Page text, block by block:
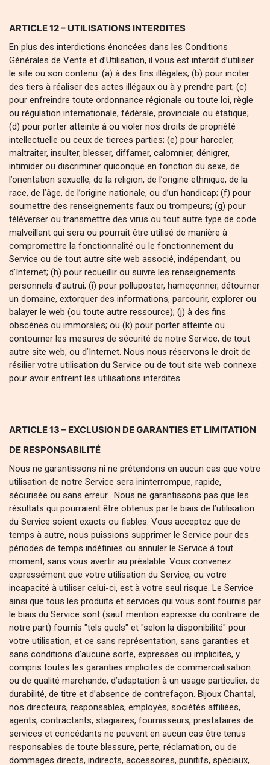
ARTICLE 12 – UTILISATIONS INTERDITES
En plus des interdictions énoncées dans les Conditions
Générales de Vente et d’Utilisation, il vous est interdit d’utiliser
le site ou son contenu: (a) à des fins illégales; (b) pour inciter
des tiers à réaliser des actes illégaux ou à y prendre part; (c)
pour enfreindre toute ordonnance régionale ou toute loi, règle
ou régulation internationale, fédérale, provinciale ou étatique;
(d) pour porter atteinte à ou violer nos droits de propriété
intellectuelle ou ceux de tierces parties; (e) pour harceler,
maltraiter, insulter, blesser, diffamer, calomnier, dénigrer,
intimider ou discriminer quiconque en fonction du sexe, de
l’orientation sexuelle, de la religion, de l’origine ethnique, de la
race, de l’âge, de l’origine nationale, ou d’un handicap; (f) pour
soumettre des renseignements faux ou trompeurs; (g) pour
téléverser ou transmettre des virus ou tout autre type de code
malveillant qui sera ou pourrait être utilisé de manière à
compromettre la fonctionnalité ou le fonctionnement du
Service ou de tout autre site web associé, indépendant, ou
d’Internet; (h) pour recueillir ou suivre les renseignements
personnels d’autrui; (i) pour polluposter, hameçonner, détourner
un domaine, extorquer des informations, parcourir, explorer ou
balayer le web (ou toute autre ressource); (j) à des fins
obscènes ou immorales; ou (k) pour porter atteinte ou
contourner les mesures de sécurité de notre Service, de tout
autre site web, ou d’Internet. Nous nous réservons le droit de
résilier votre utilisation du Service ou de tout site web connexe
pour avoir enfreint les utilisations interdites.
ARTICLE 13 – EXCLUSION DE GARANTIES ET LIMITATION
DE RESPONSABILITÉ
Nous ne garantissons ni ne prétendons en aucun cas que votre
utilisation de notre Service sera ininterrompue, rapide,
sécurisée ou sans erreur. Nous ne garantissons pas que les
résultats qui pourraient être obtenus par le biais de l’utilisation
du Service soient exacts ou fiables. Vous acceptez que de
temps à autre, nous puissions supprimer le Service pour des
périodes de temps indéfinies ou annuler le Service à tout
moment, sans vous avertir au préalable. Vous convenez
expressément que votre utilisation du Service, ou votre
incapacité à utiliser celui-ci, est à votre seul risque. Le Service
ainsi que tous les produits et services qui vous sont fournis par
le biais du Service sont (sauf mention expresse du contraire de
notre part) fournis "tels quels" et "selon la disponibilité" pour
votre utilisation, et ce sans représentation, sans garanties et
sans conditions d'aucune sorte, expresses ou implicites, y
compris toutes les garanties implicites de commercialisation
ou de qualité marchande, d’adaptation à un usage particulier, de
durabilité, de titre et d’absence de contrefaçon. Bijoux Chantal,
nos directeurs, responsables, employés, sociétés affiliées,
agents, contractants, stagiaires, fournisseurs, prestataires de
services et concédants ne peuvent en aucun cas être tenus
responsables de toute blessure, perte, réclamation, ou de
dommages directs, indirects, accessoires, punitifs, spéciaux,